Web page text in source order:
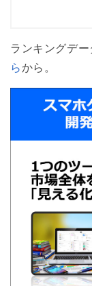
【2023年
2
日本マー
北米マー
記録を更
4
中国マー
5 ランキン
ランキングデ
らから。